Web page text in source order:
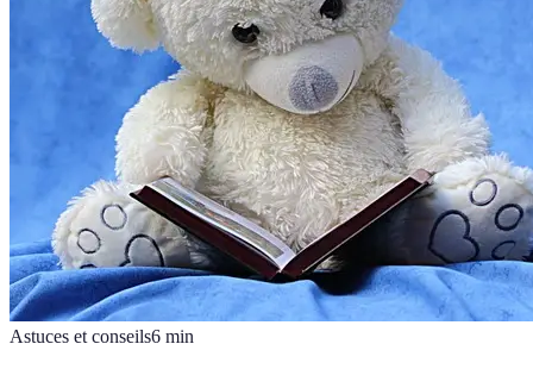
Astuces et conseils6 min